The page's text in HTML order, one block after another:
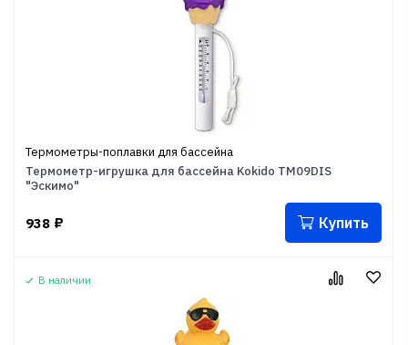
Термометры-поплавки для бассейна
Термометр-игрушка для бассейна Kokido TM09DIS
"Эскимо"
938 ₽ Купить
В наличии